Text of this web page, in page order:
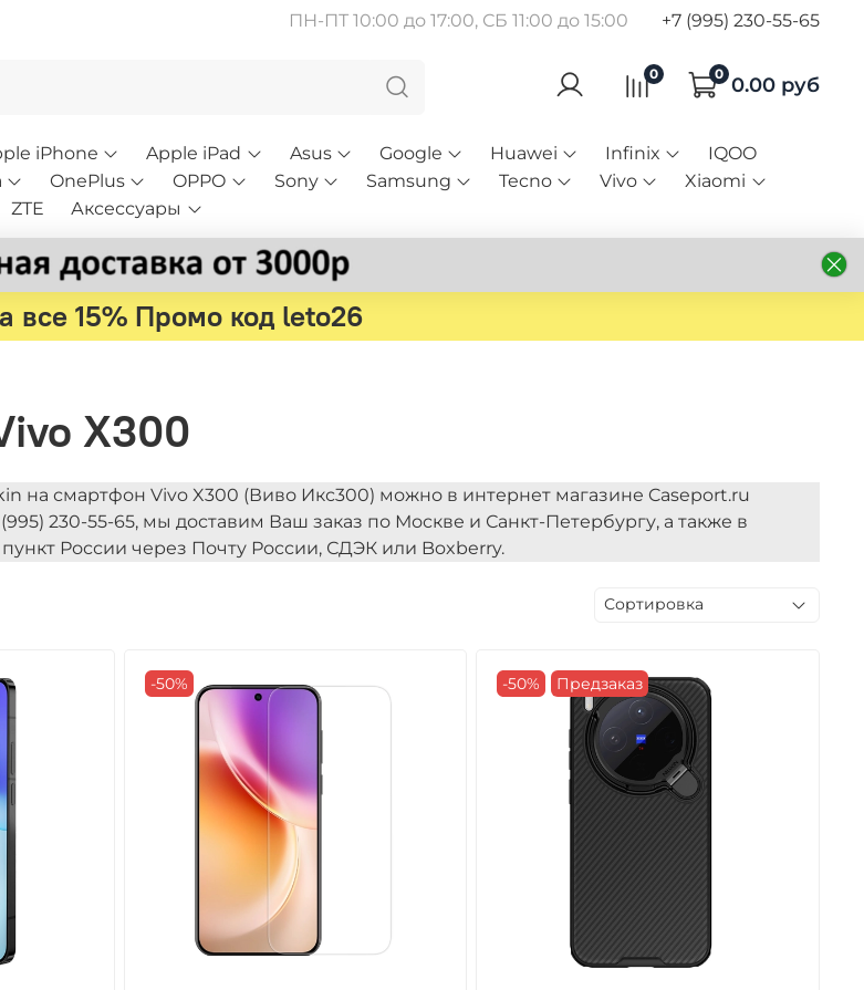
ПН-ПТ 10:00 до 17:00, СБ 11:00 до 15:00 +7 (995) 230-55-65
0 0 0.00 руб
iPhone Apple iPad Asus Google Huawei Infinix
IQOO
OnePlus OPPO Sony Samsung Tecno Vivo
Xiaomi
ZTE
Аксессуары
все 15% Промо код leto26
X300
на смартфон Vivo X300 (Виво Икс300) можно в интернет магазине Caseport.ru
230-55-65, мы доставим Ваш заказ по Москве и Санкт-Петербургу, а также в
России через Почту России, СДЭК или Boxberry.
-50% -50% Предзаказ